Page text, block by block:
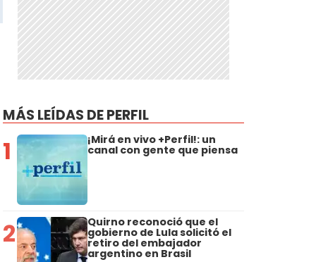
MÁS LEÍDAS DE PERFIL
1 ¡Mirá en vivo +Perfil!: un
canal con gente que piensa
2 Quirno reconoció que el
gobierno de Lula solicitó el
retiro del embajador
argentino en Brasil